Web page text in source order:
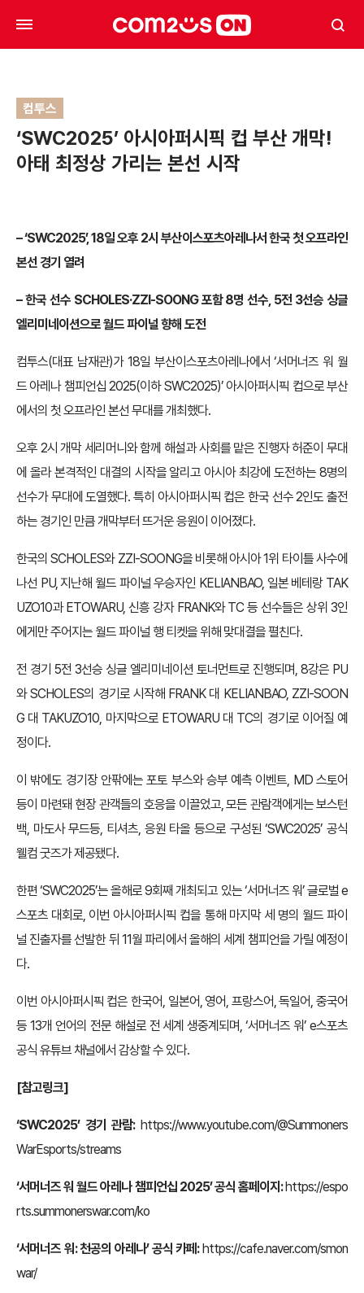
컴투스
‘SWC2025’ 아시아퍼시픽 컵 부산 개막!
아태 최정상 가리는 본선 시작
– ‘SWC2025’, 18일 오후 2시 부산이스포츠아레나서 한국 첫 오프라인
본선 경기 열려
– 한국 선수 SCHOLES·ZZI-SOONG 포함 8명 선수, 5전 3선승 싱글
엘리미네이션으로 월드 파이널 향해 도전
컴투스(대표 남재관)가 18일 부산이스포츠아레나에서 ‘서머너즈 워 월
드 아레나 챔피언십 2025(이하 SWC2025)’ 아시아퍼시픽 컵으로 부산
에서의 첫 오프라인 본선 무대를 개최했다.
오후 2시 개막 세리머니와 함께 해설과 사회를 맡은 진행자 허준이 무대
에 올라 본격적인 대결의 시작을 알리고 아시아 최강에 도전하는 8명의
선수가 무대에 도열했다. 특히 아시아퍼시픽 컵은 한국 선수 2인도 출전
하는 경기인 만큼 개막부터 뜨거운 응원이 이어졌다.
한국의 SCHOLES와 ZZI-SOONG을 비롯해 아시아 1위 타이틀 사수에
나선 PU, 지난해 월드 파이널 우승자인 KELIANBAO, 일본 베테랑 TAK
UZO10과 ETOWARU, 신흥 강자 FRANK와 TC 등 선수들은 상위 3인
에게만 주어지는 월드 파이널 행 티켓을 위해 맞대결을 펼친다.
전 경기 5전 3선승 싱글 엘리미네이션 토너먼트로 진행되며, 8강은 PU
와 SCHOLES의 경기로 시작해 FRANK 대 KELIANBAO, ZZI-SOON
G 대 TAKUZO10, 마지막으로 ETOWARU 대 TC의 경기로 이어질 예
정이다.
이 밖에도 경기장 안팎에는 포토 부스와 승부 예측 이벤트, MD 스토어
등이 마련돼 현장 관객들의 호응을 이끌었고, 모든 관람객에게는 보스턴
백, 마도사 무드등, 티셔츠, 응원 타올 등으로 구성된 ‘SWC2025’ 공식
웰컴 굿즈가 제공됐다.
한편 ‘SWC2025’는 올해로 9회째 개최되고 있는 ‘서머너즈 워’ 글로벌 e
스포츠 대회로, 이번 아시아퍼시픽 컵을 통해 마지막 세 명의 월드 파이
널 진출자를 선발한 뒤 11월 파리에서 올해의 세계 챔피언을 가릴 예정이
다.
이번 아시아퍼시픽 컵은 한국어, 일본어, 영어, 프랑스어, 독일어, 중국어
등 13개 언어의 전문 해설로 전 세계 생중계되며, ‘서머너즈 워’ e스포츠
공식 유튜브 채널에서 감상할 수 있다.
[참고링크]
‘SWC2025’ 경기 관람: https://www.youtube.com/@Summoners
WarEsports/streams
‘서머너즈 워 월드 아레나 챔피언십 2025’ 공식 홈페이지:https://espo
rts.summonerswar.com/ko
‘서머너즈 워: 천공의 아레나’ 공식 카페:https://cafe.naver.com/smon
war/